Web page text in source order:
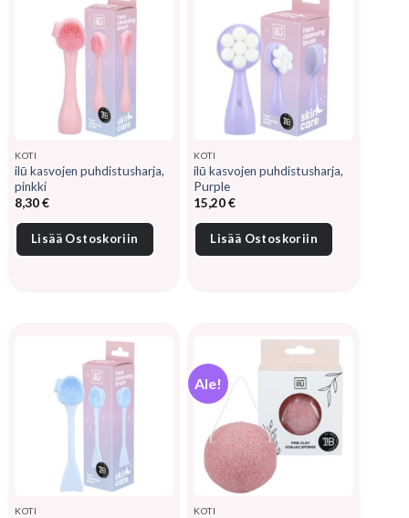
KOTI
ilū kasvojen puhdistusharja,
pinkki
8,30€
Lisää Ostoskoriin
KOTI
ilū kasvojen puhdistusharja,
Purple
15,20€
Lisää Ostoskoriin
KOTI
Ale!
KOTI